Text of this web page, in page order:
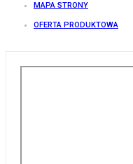
MAPA STRONY
OFERTA PRODUKTOWA